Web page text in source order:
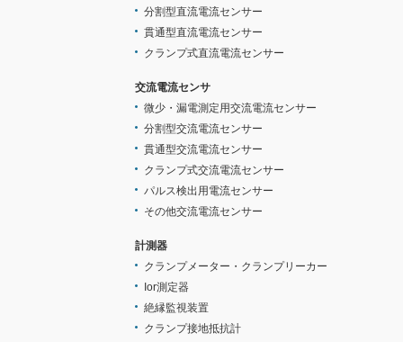
分割型直流電流センサー
貫通型直流電流センサー
クランプ式直流電流センサー
交流電流センサ
微少・漏電測定用交流電流センサー
分割型交流電流センサー
貫通型交流電流センサー
クランプ式交流電流センサー
パルス検出用電流センサー
その他交流電流センサー
計測器
クランプメーター・クランプリーカー
Ior測定器
絶縁監視装置
クランプ接地抵抗計